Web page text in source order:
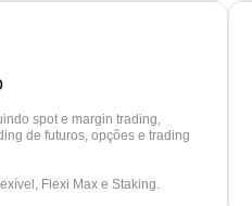
spot e margin trading,
de futuros, opções e trading
Flexi Max e Staking.